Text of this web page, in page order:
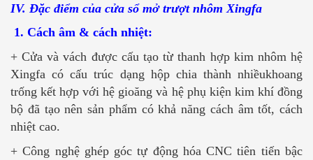
IV. Đặc điểm của cửa sổ mở trượt nhôm Xingfa
1. Cách âm & cách nhiệt:
+ Cửa và vách được cấu tạo từ thanh hợp kim nhôm hệ
Xingfa có cấu trúc dạng hộp chia thành nhiềukhoang
trống kết hợp với hệ gioăng và hệ phụ kiện kim khí đồng
bộ đã tạo nên sản phẩm có khả năng cách âm tốt, cách
nhiệt cao.
+ Công nghệ ghép góc tự động hóa CNC tiên tiến bậc